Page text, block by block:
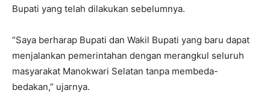
Bupati yang telah dilakukan sebelumnya.
“Saya berharap Bupati dan Wakil Bupati yang baru dapat
menjalankan pemerintahan dengan merangkul seluruh
masyarakat Manokwari Selatan tanpa membeda-
bedakan,” ujarnya.